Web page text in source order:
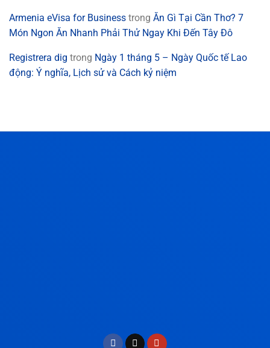
Armenia eVisa for Business trong Ăn Gì Tại Cần Thơ? 7
Món Ngon Ăn Nhanh Phải Thử Ngay Khi Đến Tây Đô
Registrera dig trong Ngày 1 tháng 5 – Ngày Quốc tế Lao
động: Ý nghĩa, Lịch sử và Cách kỷ niệm